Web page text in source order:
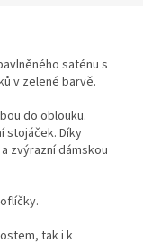
saténu s
v zelené barvě.
do oblouku.
stojáček. Díky
zvýrazní dámskou
tak i k